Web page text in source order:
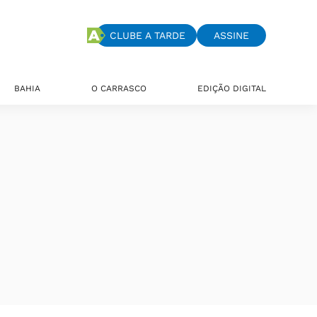
CLUBE A TARDE ASSINE
BAHIA O CARRASCO EDIÇÃO DIGITAL